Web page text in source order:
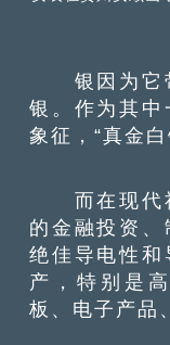
银因为它带
银。作为其中
象征，“真金
而在现代社
的金融投资
绝佳导电性和
产，特别是
板、电子产品